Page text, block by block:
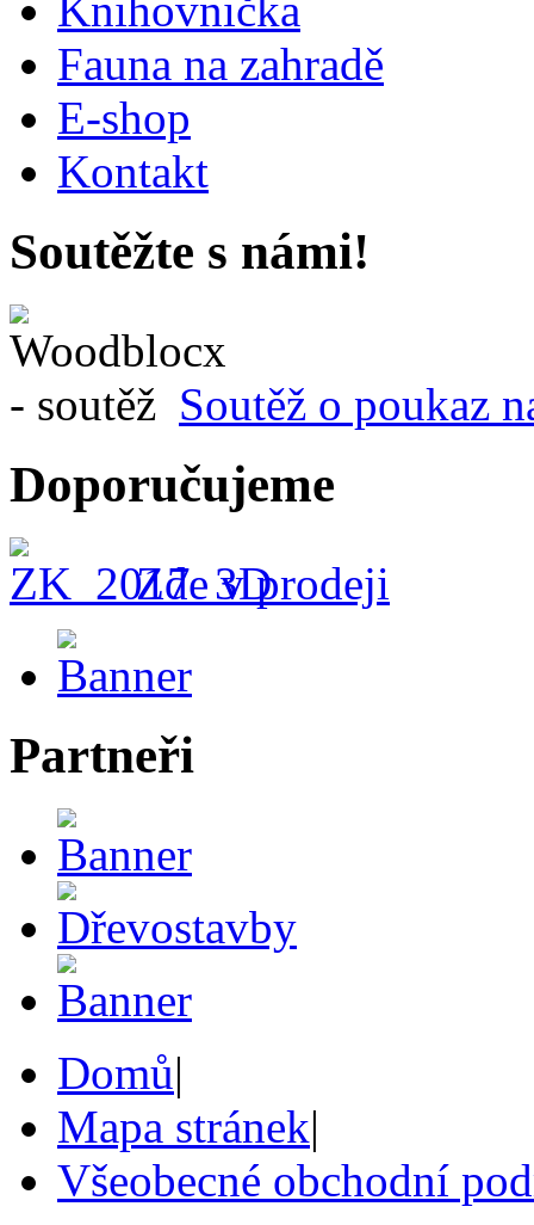
Knihovnička
Fauna na zahradě
E-shop
Kontakt
Soutěžte s námi!
Soutěž o poukaz
Doporučujeme
Zde v prodeji
Partneři
Domů|
Mapa stránek|
Všeobecné obchodní